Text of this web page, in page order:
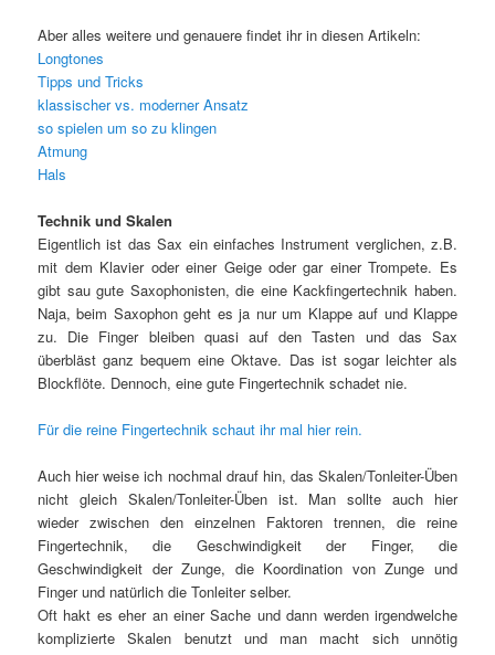
Aber alles weitere und genauere findet ihr in diesen Artikeln:
Longtones
Tipps und Tricks
klassischer vs. moderner Ansatz
so spielen um so zu klingen
Atmung
Hals
Technik und Skalen
Eigentlich ist das Sax ein einfaches Instrument verglichen, z.B.
mit dem Klavier oder einer Geige oder gar einer Trompete. Es
gibt sau gute Saxophonisten, die eine Kackfingertechnik haben.
Naja, beim Saxophon geht es ja nur um Klappe auf und Klappe
zu. Die Finger bleiben quasi auf den Tasten und das Sax
überbläst ganz bequem eine Oktave. Das ist sogar leichter als
Blockflöte. Dennoch, eine gute Fingertechnik schadet nie.
Für die reine Fingertechnik schaut ihr mal hier rein.
Auch hier weise ich nochmal drauf hin, das Skalen/Tonleiter-Üben
nicht gleich Skalen/Tonleiter-Üben ist. Man sollte auch hier
wieder zwischen den einzelnen Faktoren trennen, die reine
Fingertechnik, die Geschwindigkeit der Finger, die
Geschwindigkeit der Zunge, die Koordination von Zunge und
Finger und natürlich die Tonleiter selber.
Oft hakt es eher an einer Sache und dann werden irgendwelche
komplizierte Skalen benutzt und man macht sich unnötig